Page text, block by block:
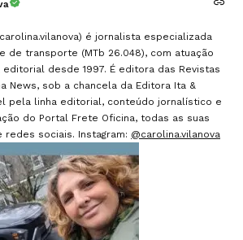
é jornalista especializada
de transporte (MTb 26.048), com atuação
editorial desde 1997. É editora das Revistas
News, sob a chancela da Editora Ita &
pela linha editorial, conteúdo jornalístico e
do Portal Frete Oficina, todas as suas
sociais. Instagram: @carolina.vilanova